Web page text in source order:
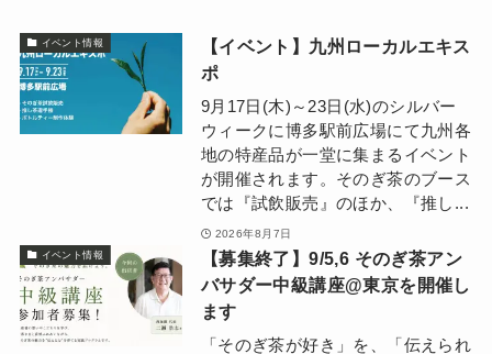
イベント情報
【イベント】九州ローカルエキス
ポ
9月17日(木)～23日(水)のシルバー
ウィークに博多駅前広場にて九州各
地の特産品が一堂に集まるイベント
が開催されます。そのぎ茶のブース
では『試飲販売』のほか、『推し...
2026年8月7日
イベント情報
【募集終了】9/5,6 そのぎ茶アン
バサダー中級講座@東京を開催し
ます
「そのぎ茶が好き」を、「伝えられ